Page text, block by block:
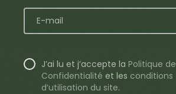
J’ai lu et j’accepte laPolitique de
Confidentialité et les conditions
d’utilisation du site.